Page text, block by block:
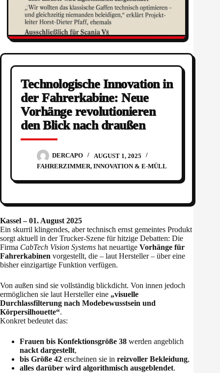
Technologische Innovation in
der Fahrerkabine: Neue
Vorhänge revolutionieren
den Blick nach draußen
DERCAPO
AUGUST 1, 2025
FAHRERZIMMER, INNOVATION & E-MÜLL
Kassel – 01. August 2025
Ein skurril klingendes, aber technisch ernst gemeintes Produkt
sorgt aktuell in der Trucker-Szene für hitzige Debatten: Die
Firma CabTech Vision Systems hat neuartige Vorhänge für
Fahrerkabinen vorgestellt, die – laut Hersteller – über eine
bisher einzigartige Funktion verfügen.
Von außen sind sie vollständig blickdicht. Von innen jedoch
ermöglichen sie laut Hersteller eine „visuelle
Durchlassfilterung nach Modebewusstsein und
Körpersilhouette“.
Konkret bedeutet das:
Frauen bis Konfektionsgröße 38 werden angeblich
nackt dargestellt,
bis Größe 42 erscheinen sie in reizvoller Bekleidung,
alles darüber wird algorithmisch ausgeblendet.